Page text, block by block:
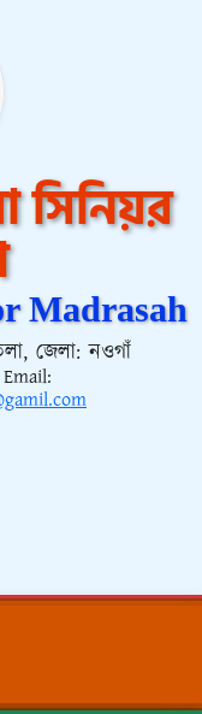
সিনিয়র
Madrasah
জেলা: নওগাঁ